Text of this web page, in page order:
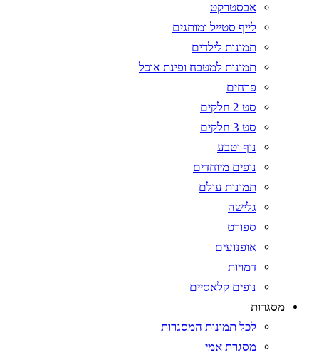
אבסטרקט
לייף סטייל ומותגים
תמונות לילדים
תמונות למטבח ופינת אוכל
פרחים
סט 2 חלקים
סט 3 חלקים
נוף וטבע
נופים מיוחדים
תמונות עולם
גלישה
ספורט
אופנועים
דמויות
נופים קלאסיים
מסגרות
לכל תמונות המסגרות
מסגרת אמי